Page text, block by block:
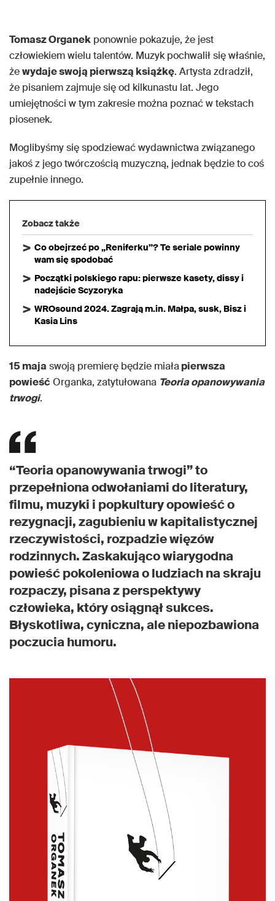
Tomasz Organek ponownie pokazuje, że jest
człowiekiem wielu talentów. Muzyk pochwalił się właśnie,
żewydaje swoją pierwszą książkę. Artysta zdradził,
że pisaniem zajmuje się od kilkunastu lat. Jego
umiejętności w tym zakresie można poznać w tekstach
piosenek.
Moglibyśmy się spodziewać wydawnictwa związanego
jakoś z jego twórczością muzyczną, jednak będzie to coś
zupełnie innego.
Zobacz także
Co obejrzeć po „Reniferku”? Te seriale powinny
wam się spodobać
Początki polskiego rapu: pierwsze kasety, dissy i
nadejście Scyzoryka
WROsound 2024. Zagrają m.in. Małpa, susk, Bisz i
Kasia Lins
15 maja swoją premierę będzie miałapierwsza
powieść Organka, zatytułowana Teoria opanowywania
trwogi.
“Teoria opanowywania trwogi” to
przepełniona odwołaniami do literatury,
filmu, muzyki i popkultury opowieść o
rezygnacji, zagubieniu w kapitalistycznej
rzeczywistości, rozpadzie więzów
rodzinnych. Zaskakująco wiarygodna
powieść pokoleniowa o ludziach na skraju
rozpaczy, pisana z perspektywy
człowieka, który osiągnął sukces.
Błyskotliwa, cyniczna, ale niepozbawiona
poczucia humoru.